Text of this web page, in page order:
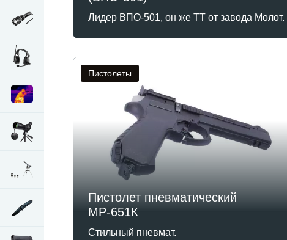
Лидер ВПО-501, он же ТТ от завода Молот.
Пистолет пневматический
МР-651К
Стильный пневмат.
Пистолеты